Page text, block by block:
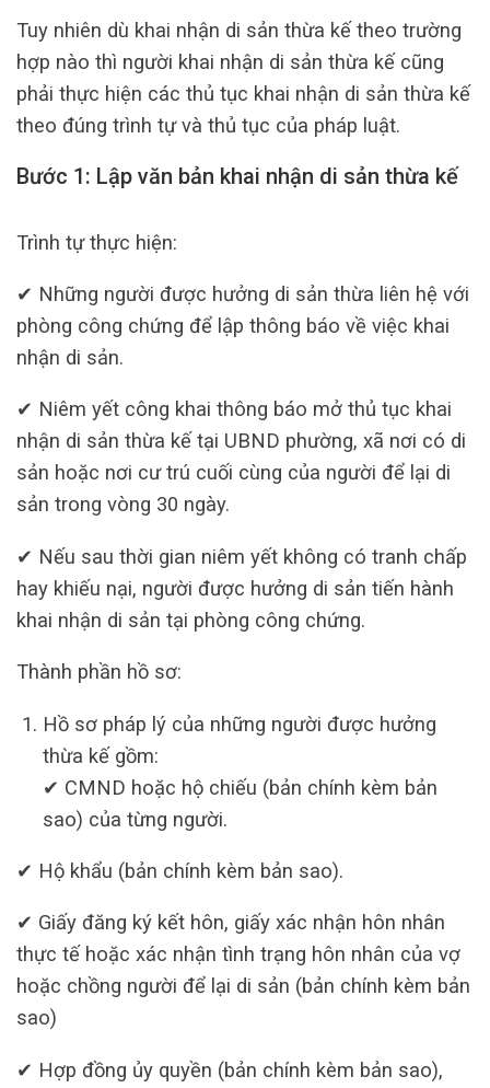
Tuy nhiên dù khai nhận di sản thừa kế theo trường
hợp nào thì người khai nhận di sản thừa kế cũng
phải thực hiện các thủ tục khai nhận di sản thừa kế
theo đúng trình tự và thủ tục của pháp luật.
Bước 1: Lập văn bản khai nhận di sản thừa kế
Trình tự thực hiện:
✔ Những người được hưởng di sản thừa liên hệ với
phòng công chứng để lập thông báo về việc khai
nhận di sản.
✔ Niêm yết công khai thông báo mở thủ tục khai
nhận di sản thừa kế tại UBND phường, xã nơi có di
sản hoặc nơi cư trú cuối cùng của người để lại di
sản trong vòng 30 ngày.
✔ Nếu sau thời gian niêm yết không có tranh chấp
hay khiếu nại, người được hưởng di sản tiến hành
khai nhận di sản tại phòng công chứng.
Thành phần hồ sơ:
Hồ sơ pháp lý của những người được hưởng
thừa kế gồm:
✔ CMND hoặc hộ chiếu (bản chính kèm bản
sao) của từng người.
✔ Hộ khẩu (bản chính kèm bản sao).
✔ Giấy đăng ký kết hôn, giấy xác nhận hôn nhân
thực tế hoặc xác nhận tình trạng hôn nhân của vợ
hoặc chồng người để lại di sản (bản chính kèm bản
sao)
✔ Hợp đồng ủy quyền (bản chính kèm bản sao),